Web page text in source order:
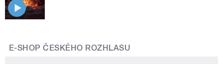
E-SHOP ČESKÉHO ROZHLASU